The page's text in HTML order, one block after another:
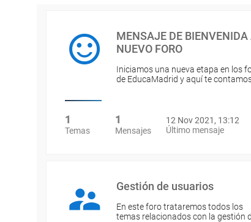
MENSAJE DE BIENVENIDA
NUEVO FORO
Iniciamos una nueva etapa en los
de EducaMadrid y aquí te
1
Temas
1
Mensajes
12 Nov 2021, 13:12
Último mensaje
Gestión de usuarios
En este foro trataremos todos los
temas relacionados con la gestión